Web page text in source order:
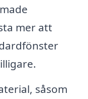
mer att
såsom